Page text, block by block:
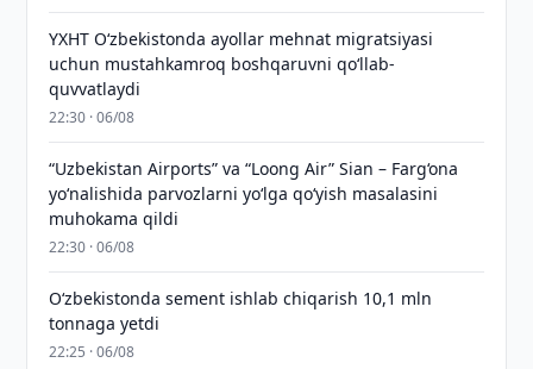
YXHT O‘zbekistonda ayollar mehnat migratsiyasi
uchun mustahkamroq boshqaruvni qo‘llab-
quvvatlaydi
22:30 · 06/08
“Uzbekistan Airports” va “Loong Air” Sian – Farg‘ona
yo‘nalishida parvozlarni yo‘lga qo‘yish masalasini
muhokama qildi
22:30 · 06/08
O‘zbekistonda sement ishlab chiqarish 10,1 mln
tonnaga yetdi
22:25 · 06/08